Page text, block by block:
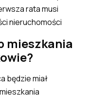
rata musi
nieruchomości
mieszkania
będzie miał